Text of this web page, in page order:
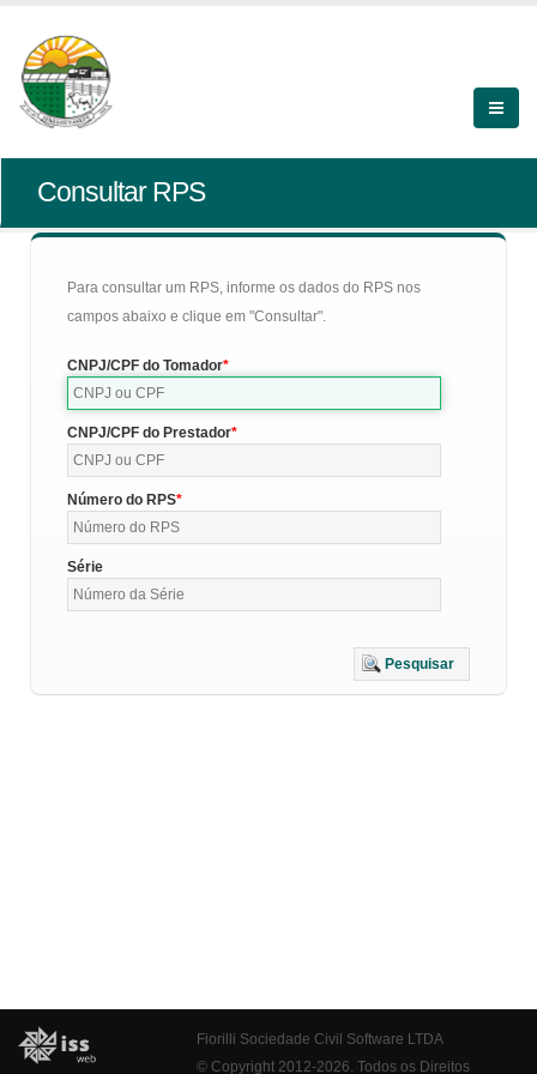
Consultar RPS
Para consultar um RPS, informe os dados do RPS nos
campos abaixo e clique em "Consultar".
CNPJ/CPF do Tomador
CNPJ/CPF do Prestador
Número do RPS
Série
Pesquisar
Fiorilli Sociedade Civil Software LTDA
© Copyright 2012-2026. Todos os Direitos